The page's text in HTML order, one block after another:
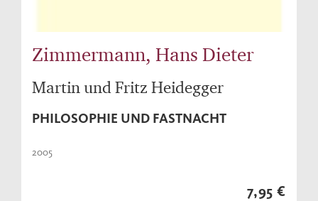
Zimmermann, Hans Dieter
Martin und Fritz Heidegger
PHILOSOPHIE UND FASTNACHT
2005
7,95 €